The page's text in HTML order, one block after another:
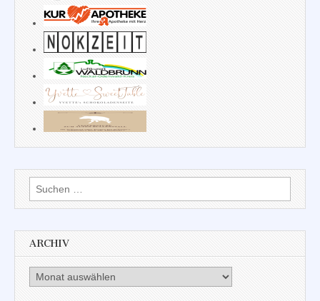
Suchen
nach:
ARCHIV
Archiv